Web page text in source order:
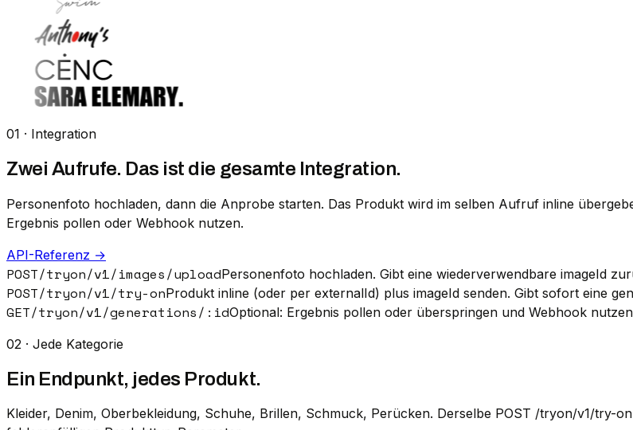
01 · Integration
Zwei Aufrufe. Das ist die gesamte Integration.
Personenfoto hochladen, dann die Anprobe starten. Das Produkt wird im selben Aufruf inline
Ergebnis pollen oder Webhook nutzen.
API-Referenz →
POST/tryon/v1/images/uploadPersonenfoto hochladen. Gibt eine wiederverwendbare imageId
POST/tryon/v1/try-onProdukt inline (oder per externalId) plus imageId senden. Gibt sofort eine
GET/tryon/v1/generations/:idOptional: Ergebnis pollen oder überspringen und Webhook
02 · Jede Kategorie
Ein Endpunkt, jedes Produkt.
Kleider, Denim, Oberbekleidung, Schuhe, Brillen, Schmuck, Perücken. Derselbe POST /tryon/v1/try-